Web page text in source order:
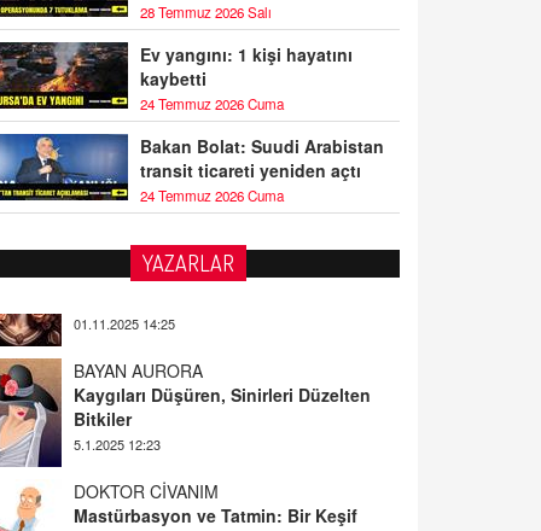
28 Temmuz 2026 Salı
Ev yangını: 1 kişi hayatını
kaybetti
24 Temmuz 2026 Cuma
Bakan Bolat: Suudi Arabistan
transit ticareti yeniden açtı
24 Temmuz 2026 Cuma
YAZARLAR
BAYAN AURORA
Bitkiler
5.1.2025 12:23
DOKTOR CİVANIM
Yolculuğu
13.11.2024 22:51